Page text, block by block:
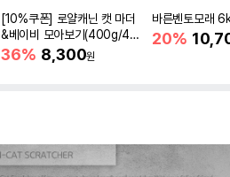
[10%쿠폰] 로얄캐닌 캣 마더
&베이비 모아보기(400g/4/1
0kg)
36% 8,300원
바른벤토모래
20%